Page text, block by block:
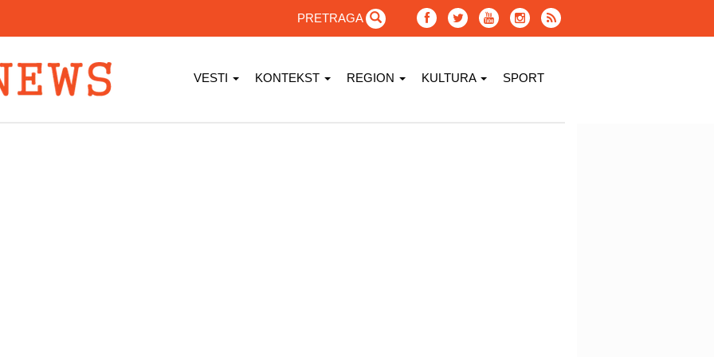
PRETRAGA
VESTI KONTEKST REGION KULTURA SPORT